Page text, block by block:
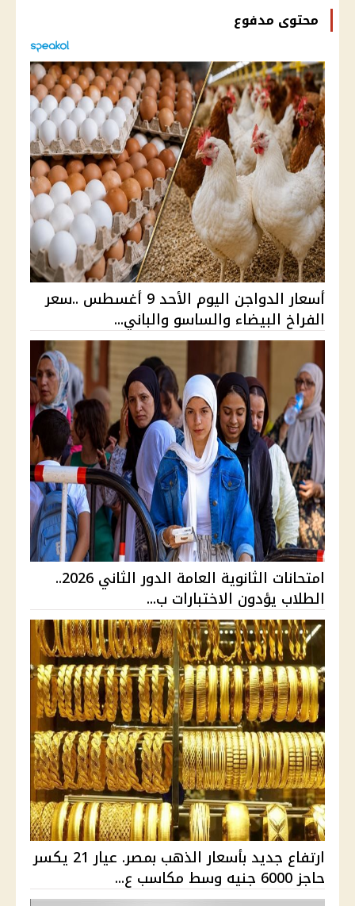
محتوى مدفوع
أسعار الدواجن اليوم الأحد 9 أغسطس ..سعر
الفراخ البيضاء والساسو والباني...
امتحانات الثانوية العامة الدور الثاني 2026..
الطلاب يؤدون الاختبارات ب...
ارتفاع جديد بأسعار الذهب بمصر. عيار 21 يكسر
حاجز 6000 جنيه وسط مكاسب ع...